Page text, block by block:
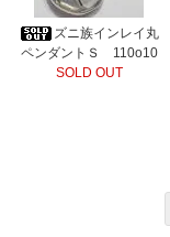
ズニ族インレイ丸
ペンダントＳ 110o10
SOLD OUT